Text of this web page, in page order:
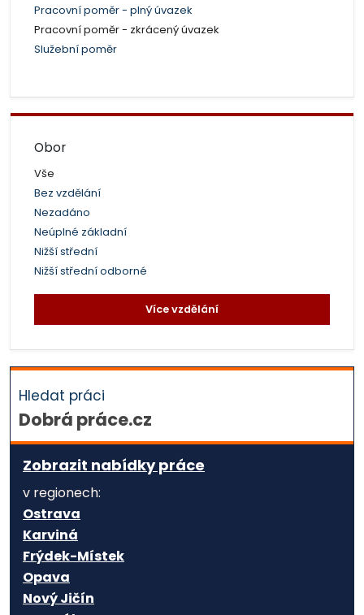
Pracovní poměr - plný úvazek
Pracovní poměr - zkrácený úvazek
Služební poměr
Obor
Vše
Bez vzdělání
Nezadáno
Neúplné základní
Nižší střední
Nižší střední odborné
Více vzdělání
Hledat práci
Dobrá práce.cz
Zobrazit nabídky práce
v regionech:
Ostrava
Karviná
Frýdek-Místek
Opava
Nový Jičín